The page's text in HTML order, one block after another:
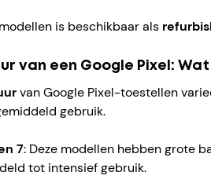
is beschikbaar als
van een Google Pixel:
van Google Pixel-toestellen
gebruik.
7: Deze modellen hebben grote
tot intensief gebruik.